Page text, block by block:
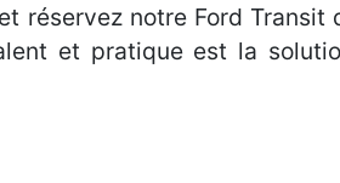
réservez notre Ford
et pratique est la